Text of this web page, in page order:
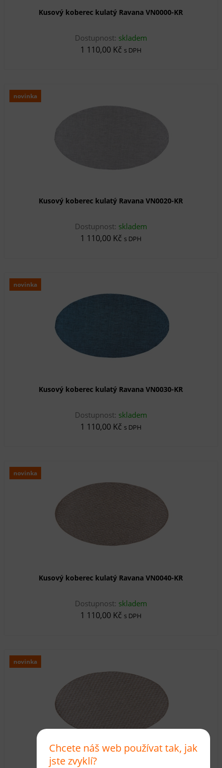
Kusový koberec kulatý Ravana VN0000-KR
Dostupnost: skladem
1 110,00 Kč s DPH
novinka
Kusový koberec kulatý Ravana VN0020-KR
Dostupnost: skladem
1 110,00 Kč s DPH
novinka
Kusový koberec kulatý Ravana VN0030-KR
Dostupnost: skladem
1 110,00 Kč s DPH
novinka
Kusový koberec kulatý Ravana VN0040-KR
Dostupnost: skladem
1 110,00 Kč s DPH
novinka
Chcete náš web používat tak, jak
jste zvyklí?